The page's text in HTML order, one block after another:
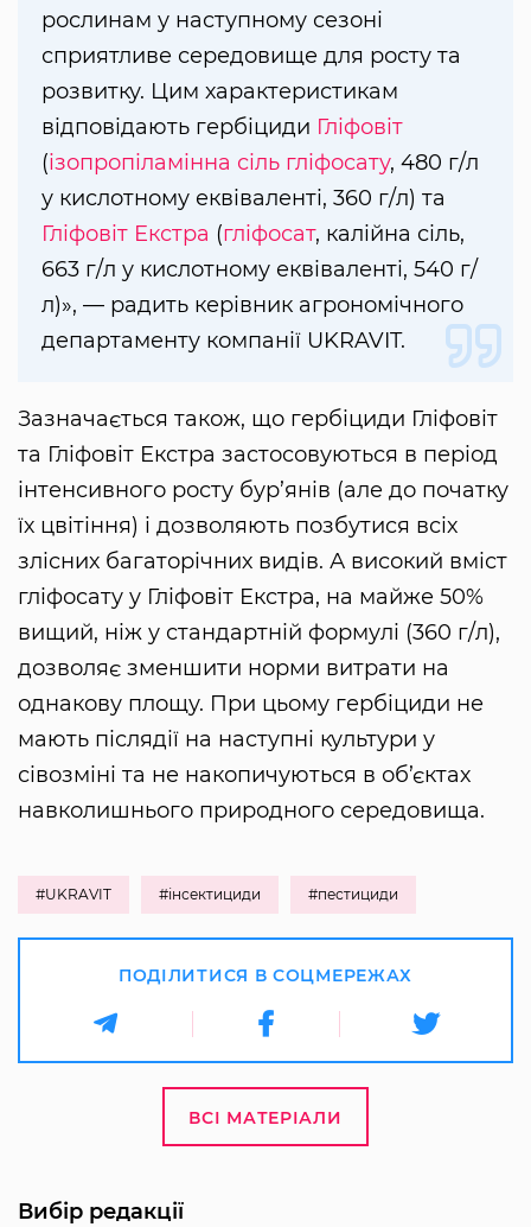
рослинам у наступному сезоні
сприятливе середовище для росту та
розвитку. Цим характеристикам
відповідають гербіциди Гліфовіт
(ізопропіламінна сіль гліфосату, 480 г/л
у кислотному еквіваленті, 360 г/л) та
Гліфовіт Екстра (гліфосат, калійна сіль,
663 г/л у кислотному еквіваленті, 540 г/
л)», — радить керівник агрономічного
департаменту компанії UKRAVIT.
Зазначається також, що гербіциди Гліфовіт
та Гліфовіт Екстра застосовуються в період
інтенсивного росту бур’янів (але до початку
їх цвітіння) і дозволяють позбутися всіх
злісних багаторічних видів. А високий вміст
гліфосату у Гліфовіт Екстра, на майже 50%
вищий, ніж у стандартній формулі (360 г/л),
дозволяє зменшити норми витрати на
однакову площу. При цьому гербіциди не
мають післядії на наступні культури у
сівозміні та не накопичуються в об’єктах
навколишнього природного середовища.
#UKRAVIT #інсектициди #пестициди
ПОДІЛИТИСЯ В СОЦМЕРЕЖАХ
ВСІ МАТЕРІАЛИ
Вибір редакції